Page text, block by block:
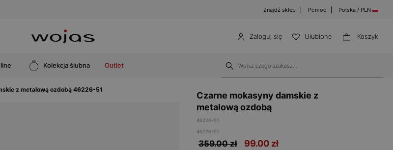
Znajdź sklep Pomoc Polska / PLN
Zaloguj się Ulubione Koszyk
Kolekcja ślubna Outlet
z metalową ozdobą 46226-51
Czarne mokasyny damskie z
metalową ozdobą
46226-51
46226-51
359.00 zł 99.00 zł